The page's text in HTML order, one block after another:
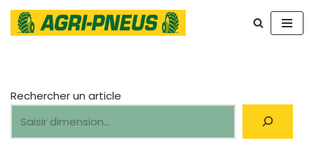
Aller
Rechercher un article